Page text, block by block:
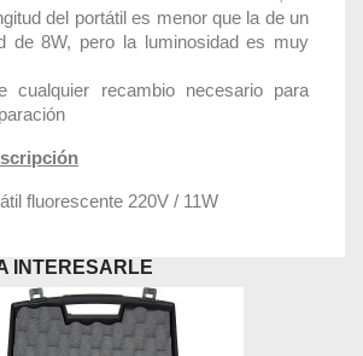
del portátil es menor que la de un
de 8W, pero la luminosidad es muy
cualquier recambio necesario para
fluorescente 220V / 11W
INTERESARLE